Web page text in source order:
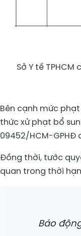
Sở Y tế
Bên cạnh mức
thức xử phạt bổ
09452/HCM-GPHĐ
Đồng thời, tước
quan trong thời
Báo